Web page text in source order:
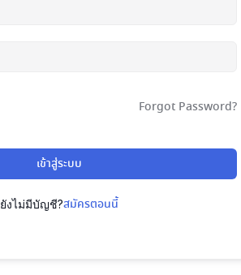
Forgot Password?
เข้าสู่ระบบ
ยังไม่มีบัญชี?สมัครตอนนี้